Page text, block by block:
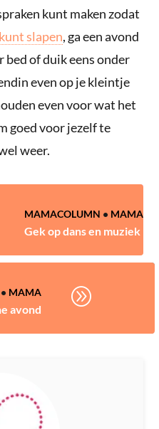
kunt maken zodat
slapen, ga een avond
bed of duik eens onder
even op je kleintje
even voor wat het
goed voor jezelf te
weer.
MAMACOLUMN • MAMA
Gek op dans en muziek
MAMA
avond
A